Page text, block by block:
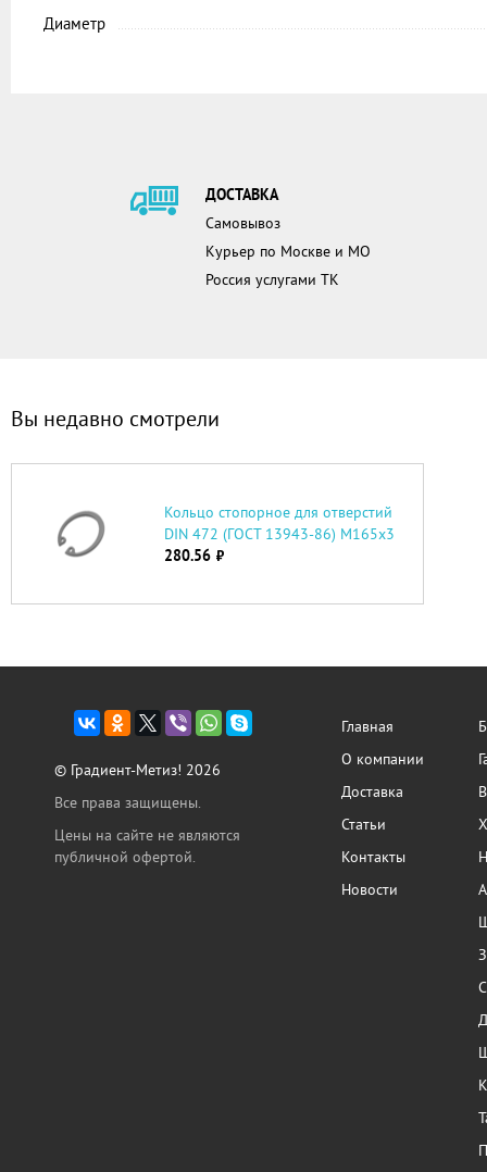
Диаметр
ДОСТАВКА
Самовывоз
Курьер по Москве и МО
Россия услугами ТК
Вы недавно смотрели
Кольцо стопорное для отверстий
DIN 472 (ГОСТ 13943-86) М165х3
280.56 руб.
© Градиент-Метиз! 2026
Все права защищены.
Цены на сайте не являются
публичной офертой.
Главная
О компании
Доставка
Статьи
Контакты
Новости